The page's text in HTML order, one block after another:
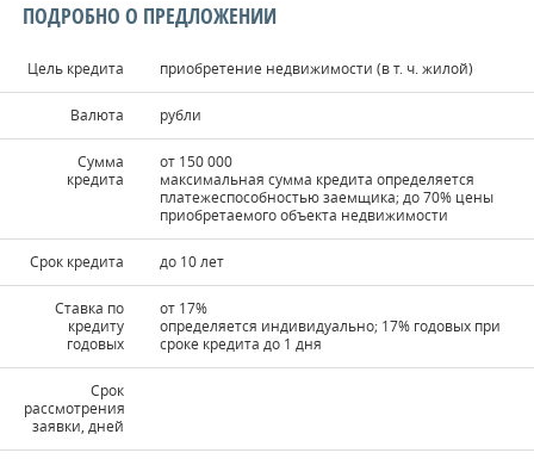
ПОДРОБНО О ПРЕДЛОЖЕНИИ
Цель кредита приобретение недвижимости (в т. ч. жилой)
Валюта рубли
Сумма
кредита
от 150 000
максимальная сумма кредита определяется
платежеспособностью заемщика; до 70% цены
приобретаемого объекта недвижимости
Срок кредита до 10 лет
Ставка по
кредиту
годовых
от 17%
определяется индивидуально; 17% годовых при
сроке кредита до 1 дня
Срок
рассмотрения
заявки, дней